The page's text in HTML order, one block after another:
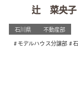
辻 菜央
石川県 不動産部
モデルハウス分譲部